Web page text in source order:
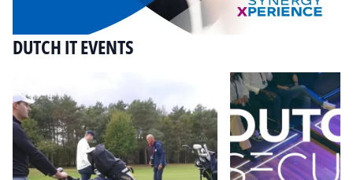
DUTCH IT EVENTS